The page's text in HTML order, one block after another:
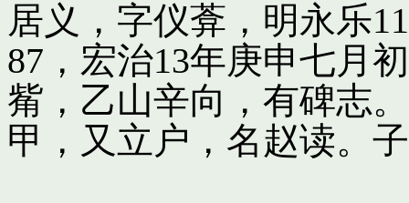
居义，字仪葊，明永乐
87，宏治13年庚申七月
觜，乙山辛向，有碑志
甲，又立户，名赵读。